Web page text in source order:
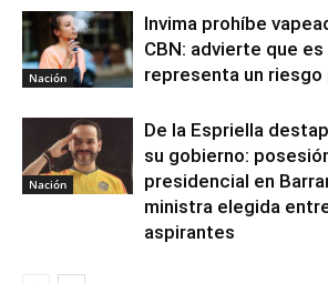
Nación
Invima prohíbe
CBN: advierte que
representa un riesgo
Nación
De la Espriella
su gobierno:
presidencial en
ministra elegida
aspirantes